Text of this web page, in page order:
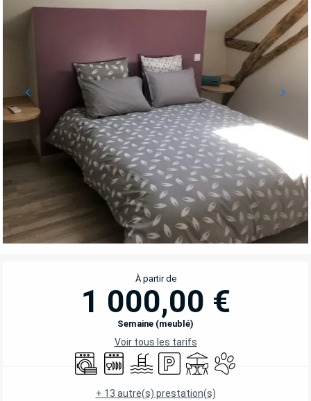
OUVERTURE ET COORDONNÉES
À partir de
1 000,00 €
Semaine (meublé)
Voir tous les tarifs
Lave lingeLave vaisselle
PiscineParkingTerrasseAnimaux acceptés
+ 13 autre(s) prestation(s)